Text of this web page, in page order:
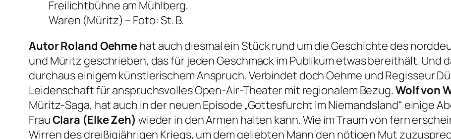
Freilichtbühne am Mühlberg,
Waren (Müritz) – Foto: St. B.
Autor Roland Oehmehat auch diesmal ein Stück rund um die Geschichte des
und Müritz geschrieben, das für jeden Geschmack im Publikum etwas bereithält. Und
durchaus einigem künstlerischem Anspruch. Verbindet doch Oehme und Regisseur
Leidenschaft für anspruchsvolles Open-Air-Theater mit regionalem Bezug.Wolf von
Müritz-Saga, hat auch in der neuen Episode „Gottesfurcht im Niemandsland“ einige
FrauClara (Elke Zeh) wieder in den Armen halten kann. Wie im Traum von fern
Wirren des dreißigjährigen Kriegs, um dem geliebten Mann den nötigen Mut